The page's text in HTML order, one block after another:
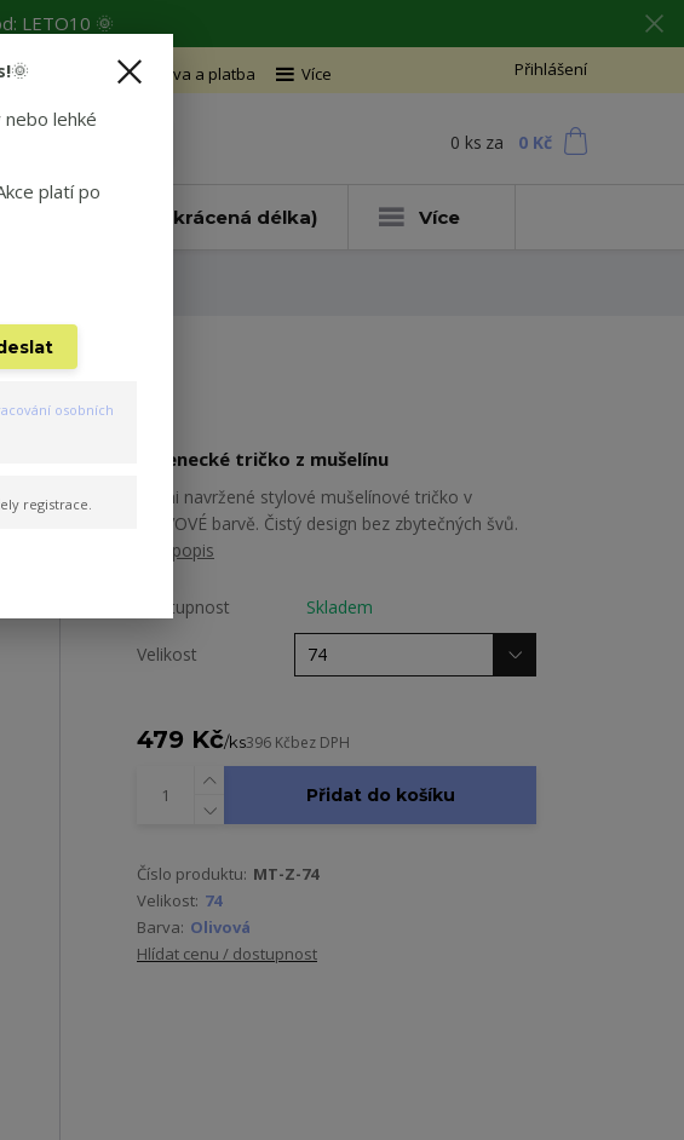
LETO10 🌞
hodit 🚚Doprava a platba Více Přihlášení
0 ks za 0 Kč
🌞 Letní edice (zkrácená délka) Více
Kojenecké tričko z mušelínu
Námi navržené stylové mušelínové tričko v
OLIVOVÉ barvě. Čistý design bez zbytečných švů.
celý popis
Dostupnost Skladem
Velikost
479 Kč/ks396 Kčbez DPH
Přidat do košíku
Číslo produktu: MT-Z-74
Velikost: 74
Barva: Olivová
Hlídat cenu / dostupnost
🌞
lehké
platí po
osobních
registrace.